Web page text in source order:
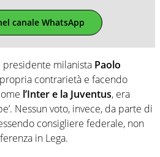
canale WhatsApp
presidente milanista Paolo
contrarietà e facendo
l’Inter e la Juventus, era
Nessun voto, invece, da parte di
consigliere federale, non
in Lega.